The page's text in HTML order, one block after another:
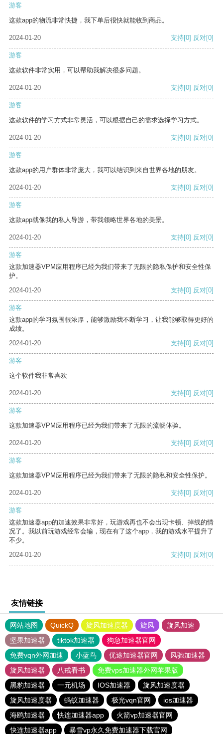
游客
这款app的物流非常快捷，我下单后很快就能收到商品。
2024-01-20 支持[0] 反对[0]
游客
这款软件非常实用，可以帮助我解决很多问题。
2024-01-20 支持[0] 反对[0]
游客
这款软件的学习方式非常灵活，可以根据自己的需求选择学习方式。
2024-01-20 支持[0] 反对[0]
游客
这款app的用户群体非常庞大，我可以结识到来自世界各地的朋友。
2024-01-20 支持[0] 反对[0]
游客
这款app就像我的私人导游，带我领略世界各地的美景。
2024-01-20 支持[0] 反对[0]
游客
这款加速器VPM应用程序已经为我们带来了无限的隐私保护和安全性保
护。
2024-01-20
支持[0] 反对[0]
游客
这款app的学习氛围很浓厚，能够激励我不断学习，让我能够取得更好的
成绩。
2024-01-20
支持[0] 反对[0]
游客
这个软件我非常喜欢
2024-01-20 支持[0] 反对[0]
游客
这款加速器VPM应用程序已经为我们带来了无限的流畅体验。
2024-01-20 支持[0] 反对[0]
游客
这款加速器VPM应用程序已经为我们带来了无限的隐私和安全性保护。
2024-01-20 支持[0] 反对[0]
游客
这款加速器app的加速效果非常好，玩游戏再也不会出现卡顿、掉线的情
况了。我以前玩游戏经常会输，现在有了这个app，我的游戏水平提升了
不少。
2024-01-20
支持[0] 反对[0]
友情链接
网站地图 QuickQ 旋风加速度器 旋风
旋风加速
坚果加速器
tiktok加速器
狗急加速器官网
免费vqn外网加速
小蓝鸟 优途加速器官网
风驰加速器
旋风加速器
八戒看书
免费vps加速器外网苹果版
黑豹加速器
一元机场 IOS加速器
旋风加速度器
旋风加速度器
蚂蚁加速器 极光vqn官网
ios加速器
海鸥加速器
快连加速器app
火箭vp加速器官网
快连加速器app
暴雪vp永久免费加速器下载官网